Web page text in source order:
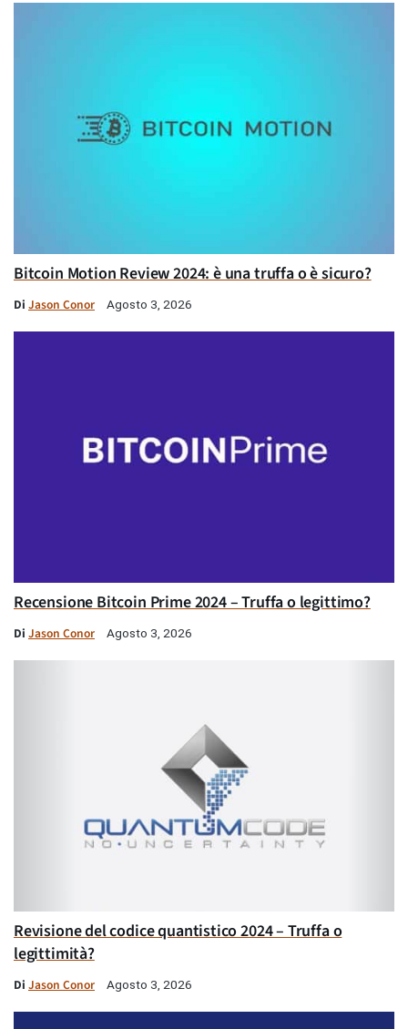
Bitcoin Motion Review 2024: è una truffa o è sicuro?
Di Jason Conor Agosto 3, 2026
Recensione Bitcoin Prime 2024 – Truffa o legittimo?
Di Jason Conor Agosto 3, 2026
Revisione del codice quantistico 2024 – Truffa o
legittimità?
Di Jason Conor Agosto 3, 2026